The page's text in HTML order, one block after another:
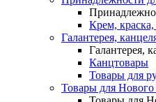
Крем,
Галантерея,
Галантерея,
Канцтовары
Товары для
Товары для Нового